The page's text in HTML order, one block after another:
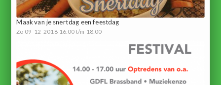
Maak van je snertdag een feestdag
Zo 09-12-2018 16:00 t/m 18:00